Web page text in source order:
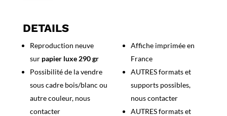
du
DETAILS
Reproduction neuve
sur papier luxe 290 gr
Possibilité de la vendre
sous cadre bois/blanc ou
autre couleur, nous
contacter
Affiche imprimée en
France
AUTRES formats et
supports possibles,
nous contacter
AUTRES formats et